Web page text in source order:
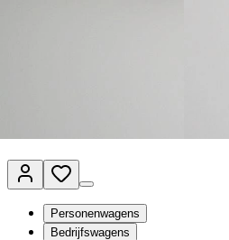
Personenwagens
Bedrijfswagens